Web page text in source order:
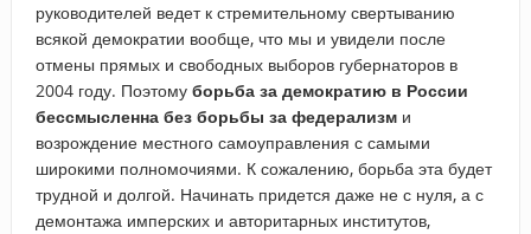
руководителей ведет к стремительному свертыванию
всякой демократии вообще, что мы и увидели после
отмены прямых и свободных выборов губернаторов в
2004 году. Поэтому борьба за демократию в России
бессмысленна без борьбы за федерализми
возрождение местного самоуправления с самыми
широкими полномочиями. К сожалению, борьба эта будет
трудной и долгой. Начинать придется даже не с нуля, а с
демонтажа имперских и авторитарных институтов,